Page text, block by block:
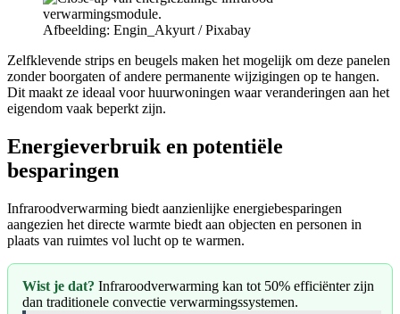
Afbeelding: Engin_Akyurt / Pixabay
Zelfklevende strips en beugels maken het mogelijk om deze panelen
zonder boorgaten of andere permanente wijzigingen op te hangen.
Dit maakt ze ideaal voor huurwoningen waar veranderingen aan het
eigendom vaak beperkt zijn.
Energieverbruik en potentiële
besparingen
Infraroodverwarming biedt aanzienlijke energiebesparingen
aangezien het directe warmte biedt aan objecten en personen in
plaats van ruimtes vol lucht op te warmen.
Wist je dat? Infraroodverwarming kan tot 50% efficiënter zijn
dan traditionele convectie verwarmingssystemen.